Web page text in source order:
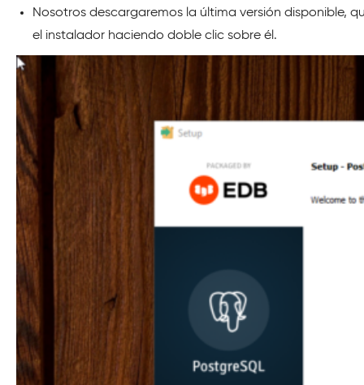
Nosotros descargaremos la última versión disponible,
el instalador haciendo doble clic sobre él.